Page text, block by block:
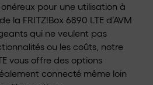
pour une utilisation à
la FRITZ!Box 6890 LTE d’AVM
qui ne veulent pas
ou les coûts, notre
vous offre des options
connecté même loin